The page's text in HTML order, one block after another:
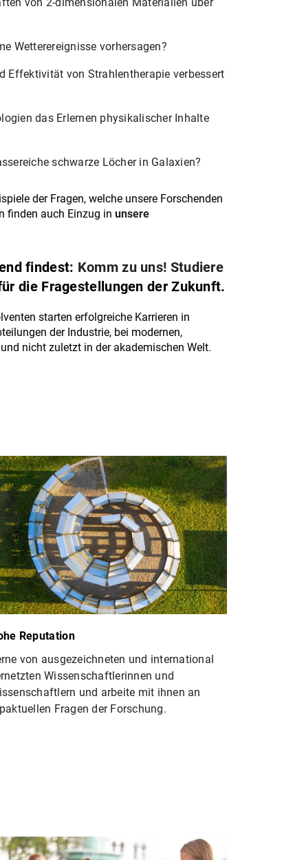
Wetterereignisse vorhersagen?
Effektivität von Strahlentherapie verbessert
das Erlernen physikalischer Inhalte
schwarze Löcher in Galaxien?
der Fragen, welche unsere Forschenden
finden auch Einzug in unsere
findest: Komm zu uns! Studiere
die Fragestellungen der Zukunft.
starten erfolgreiche Karrieren in
der Industrie, bei modernen,
nicht zuletzt in der akademischen Welt.
Reputation
von ausgezeichneten und international
Wissenschaftlerinnen und
und arbeite mit ihnen an
Fragen der Forschung.